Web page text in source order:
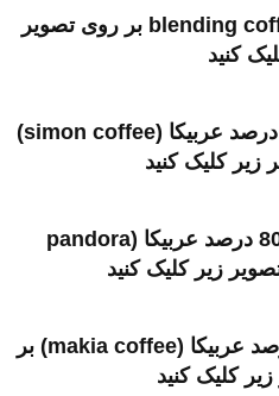
برای خرید قهوه ترکیبی blending coffee بر روی تصویر
کنید
برای خرید قهوه سیمون 90 درصد عربیکا (simon coffee)
زیر کلیک کنید
برای خرید قهوه پاندورا 80 درصد عربیکا (pandora
برای خرید قهوه ماکیا 80 درصد عربیکا (makia coffee) بر
کلیک کنید